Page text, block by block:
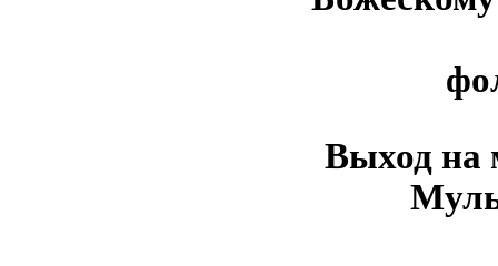
Выход на